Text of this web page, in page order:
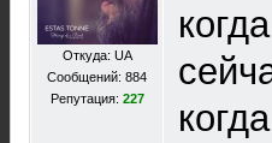
Откуда: UA
Сообщений: 884
Репутация: 227